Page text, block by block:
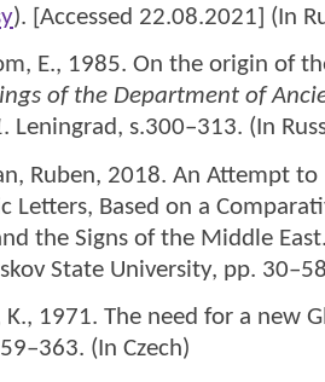
). [Accessed 22.08.2021] (In
E., 1985. On the origin of
of the Department of
. Leningrad, s.300–313. (In
Ruben, 2018. An Attempt
Letters, Based on a
the Signs of the Middle
State University, рp.
K., 1971. The need for a new
(In Czech)